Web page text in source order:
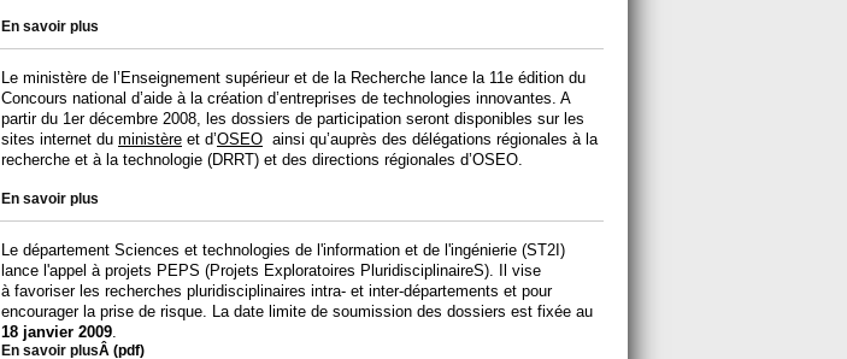
En savoir plus
Le ministère de l’Enseignement supérieur et de la Recherche lance la 11e édition du
Concours national d’aide à la création d’entreprises de technologies innovantes. A
partir du 1er décembre 2008, les dossiers de participation seront disponibles sur les
sites internet du ministère et d’OSEO ainsi qu’auprès des délégations régionales à la
recherche et à la technologie (DRRT) et des directions régionales d’OSEO.
En savoir plus
Le département Sciences et technologies de l'information et de l'ingénierie (ST2I)
lance l'appel à projets PEPS (Projets Exploratoires PluridisciplinaireS). Il vise
à favoriser les recherches pluridisciplinaires intra- et inter-départements et pour
encourager la prise de risque. La date limite de soumission des dossiers est fixée au
18 janvier 2009.
En savoir plusÂ (pdf)